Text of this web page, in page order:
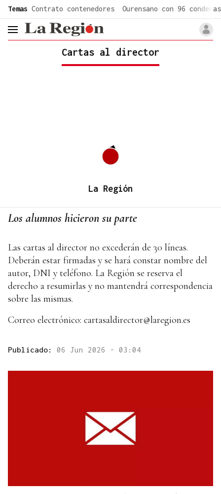
Temas Contrato contenedores Ourensano con 96 condenas
header.menu.open
Cartas al director
La Región
Los alumnos hicieron su parte
Las cartas al director no excederán de 30 líneas.
Deberán estar firmadas y se hará constar nombre del
autor, DNI y teléfono. La Región se reserva el
derecho a resumirlas y no mantendrá correspondencia
sobre las mismas.
Correo electrónico: cartasaldirector@laregion.es
Publicado: 06 Jun 2026 - 03:04